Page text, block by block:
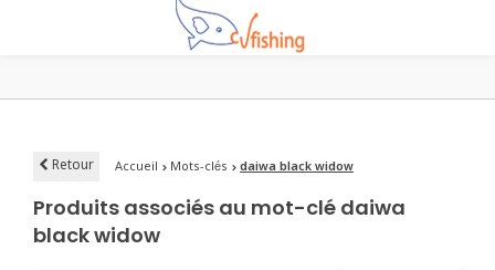
Retour Accueil Mots-clés daiwa black widow
Produits associés au mot-clé daiwa
black widow